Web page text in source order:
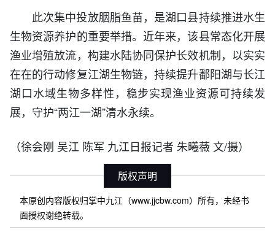
此次集中投放胭脂鱼苗，是湖口县持续推进水生
生物资源养护的重要举措。近年来，该县常态化开展
渔业增殖放流，构建水陆协同保护长效机制，以实实
在在的行动修复江湖生物链，持续提升鄱阳湖与长江
湖口水域生物多样性，稳步实现渔业资源可持续发
展，守护“两江一湖”清水永续。
（徐会刚 吴江 陈军 九江日报记者 朱曦薇 文/摄）
版权声明
本原创内容版权归掌中九江（www.jjcbw.com）所有，未经书
面授权谢绝转载。